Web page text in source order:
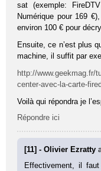
sat (exemple:
Numérique pour 169
environ 100 € pour
Ensuite, ce n’est plus
machine, il suffit par
http://www.geekmag.fr/
center-avec-la-carte-
Voilà qui répondra je
Répondre ici
[11] - Olivier Ezratty
Effectivement, il